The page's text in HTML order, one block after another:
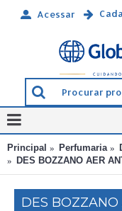
Acessar
Principal Perfumaria
DES BOZZANO AER